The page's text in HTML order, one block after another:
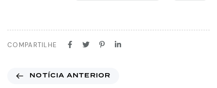
COMPARTILHE
NOTÍCIA ANTERIOR